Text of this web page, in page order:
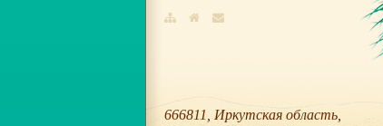
666811, Иркутская область,